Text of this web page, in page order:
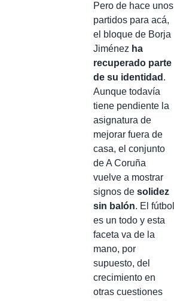
Pero de hace unos
partidos para acá,
el bloque de Borja
Jiménez ha
recuperado parte
de su identidad .
Aunque todavía
tiene pendiente la
asignatura de
mejorar fuera de
casa, el conjunto
de A Coruña
vuelve a mostrar
signos de solidez
sin balón. El fútbol
es un todo y esta
faceta va de la
mano, por
supuesto, del
crecimiento en
otras cuestiones